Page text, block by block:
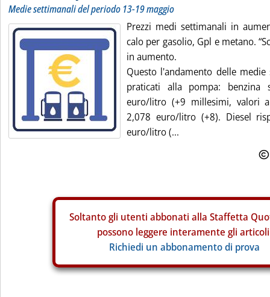
Medie settimanali del periodo 13-19 maggio
Prezzi medi settimanali in
calo per gasolio, Gpl e metano.
in aumento.
Questo l'andamento delle
praticati alla pompa: benzina
euro/litro (+9 millesimi, valori
2,078 euro/litro (+8). Diesel
euro/litro (...
Soltanto gli utenti abbonati alla Staffetta
possono leggere interamente gli
Richiedi un abbonamento di prova